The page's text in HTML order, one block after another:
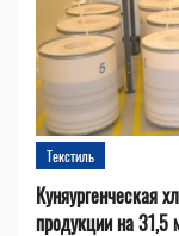
Текстиль
Куняургенческая
продукции на 31,5